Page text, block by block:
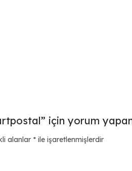
için yorum
alanlar * ile işaretlenmişlerdir